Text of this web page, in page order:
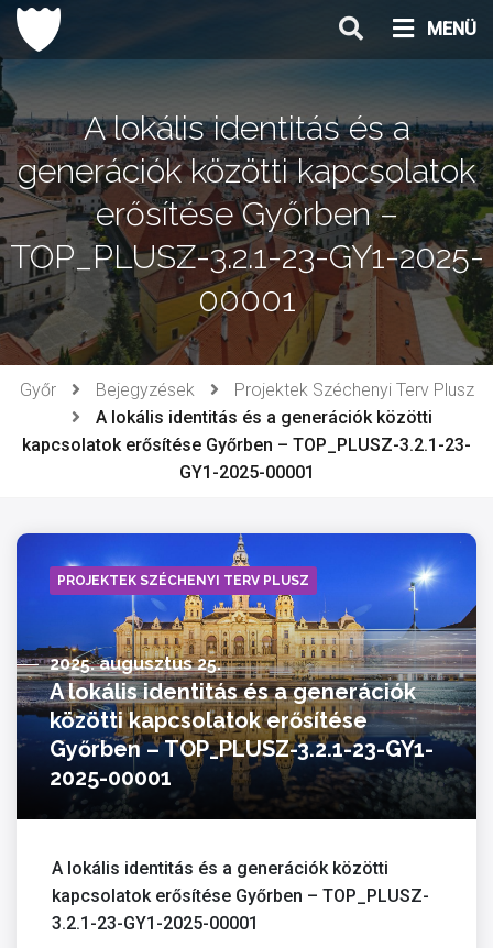
Ugrás
tartalomhoz
MENÜ
A lokális identitás és a
generációk közötti kapcsolatok
erősítése Győrben –
TOP_PLUSZ-3.2.1-23-GY1-2025-
00001
Győr Bejegyzések
Projektek Széchenyi Terv Plusz
A lokális identitás és a generációk közötti
kapcsolatok erősítése Győrben – TOP_PLUSZ-3.2.1-23-
GY1-2025-00001
PROJEKTEK SZÉCHENYI TERV PLUSZ
2025. augusztus 25.
A lokális identitás és a generációk
közötti kapcsolatok erősítése
Győrben – TOP_PLUSZ-3.2.1-23-GY1-
2025-00001
A lokális identitás és a generációk közötti
kapcsolatok erősítése Győrben – TOP_PLUSZ-
3.2.1-23-GY1-2025-00001